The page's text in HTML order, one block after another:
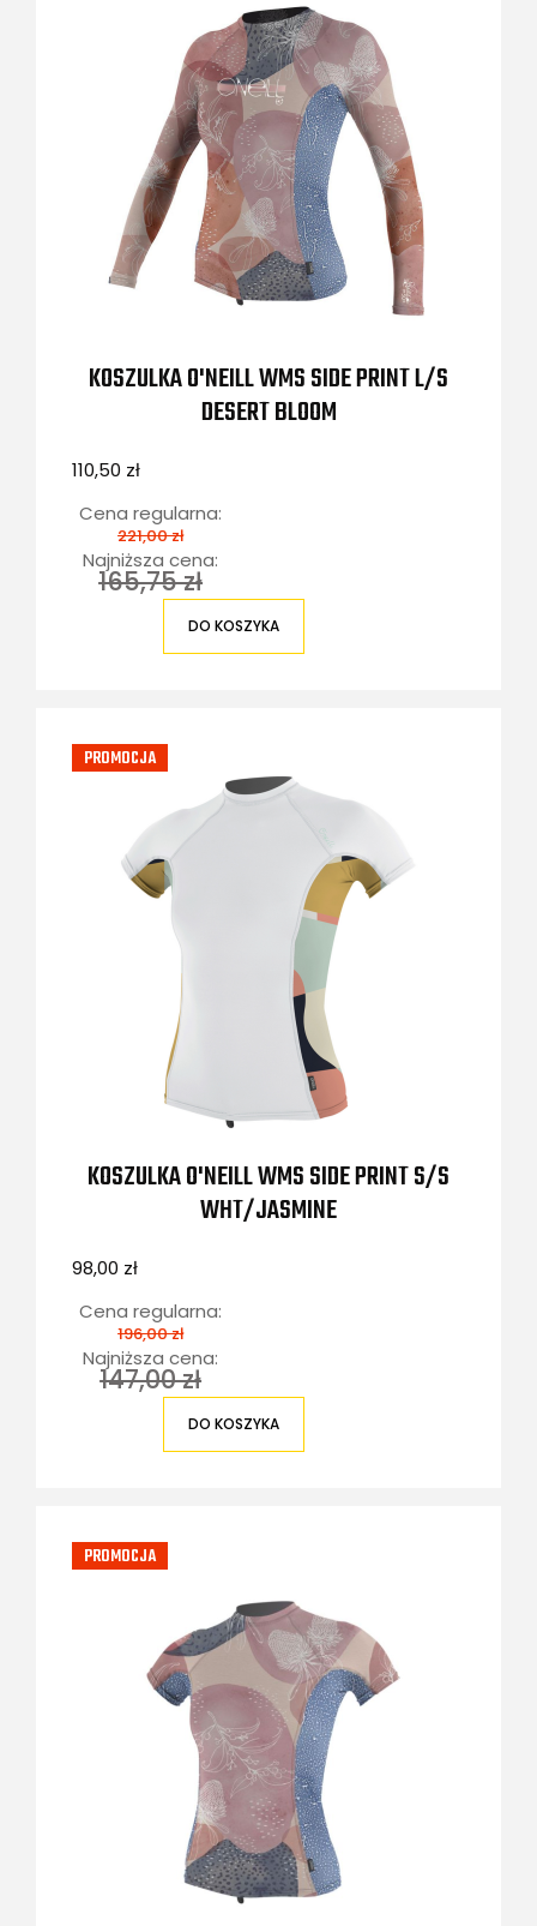
KOSZULKA O'NEILL WMS SIDE PRINT L/S
DESERT BLOOM
110,50 zł
Cena regularna:
221,00 zł
Najniższa cena:
165,75 zł
DO KOSZYKA
KOSZULKA O'NEILL WMS SIDE PRINT S/S
WHT/JASMINE
98,00 zł
Cena regularna:
196,00 zł
Najniższa cena:
147,00 zł
DO KOSZYKA
PROMOCJA
PROMOCJA